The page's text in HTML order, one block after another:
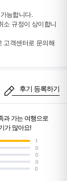
능합니다.
소 규정이 상이합니
고객센터로 문의해
후기 등록하기
과 가는 여행으로
가 많아요!
1
0
0
0
0